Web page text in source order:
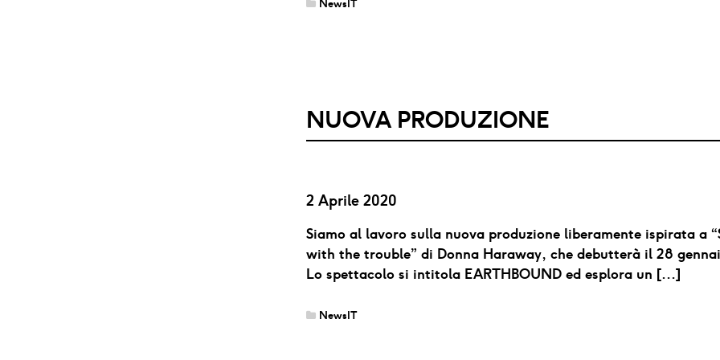
NewsIT
NUOVA PRODUZIONE
2 Aprile 2020
Siamo al lavoro sulla nuova produzione liberamente ispirata a
with the trouble” di Donna Haraway, che debutterà il 28
Lo spettacolo si intitola EARTHBOUND ed esplora un […]
NewsIT